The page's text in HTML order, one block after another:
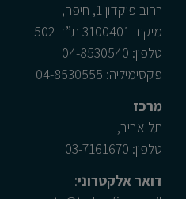
רחוב פיקדון 1, חיפה,
מיקוד 3100401 ת”ד 502
טלפון: 04-8530540
פקסימיליה: 04-8530555
מרכז
תל אביב,
טלפון: 03-7161670
דואר אלקטרוני: